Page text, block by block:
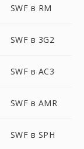
SWF в RM
SWF в 3G2
SWF в AC3
SWF в AMR
SWF в SPH